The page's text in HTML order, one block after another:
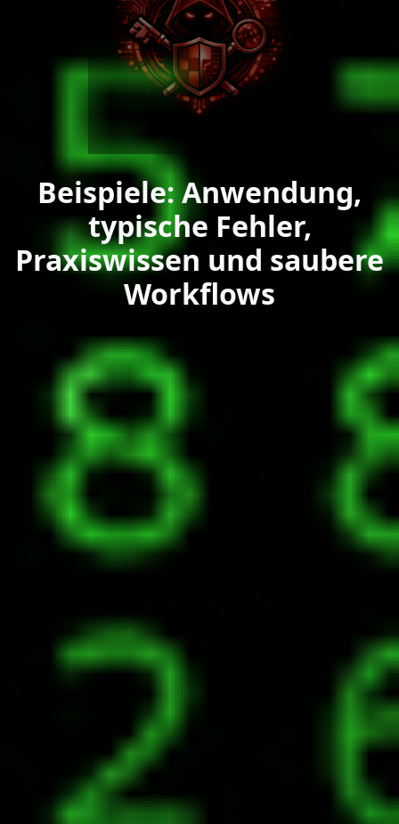
Beispiele: Anwendung,
typische Fehler,
Praxiswissen und saubere
Workflows